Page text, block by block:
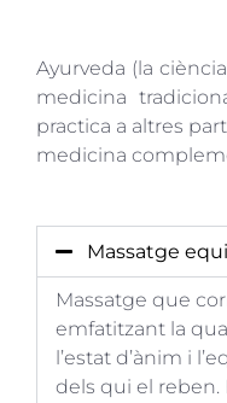
Ayurveda (la
medicina
practica a altres
medicina
Massatge
Massatge que
emfatitzant la
l’estat d’ànim i
dels qui el reben.